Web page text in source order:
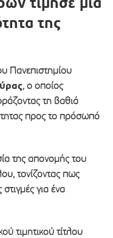
της
Πανεπιστημίου
, ο οποίος
τη βαθιά
προς το πρόσωπό
της απονομής του
τονίζοντας πως
για ένα
τιμητικού τίτλου